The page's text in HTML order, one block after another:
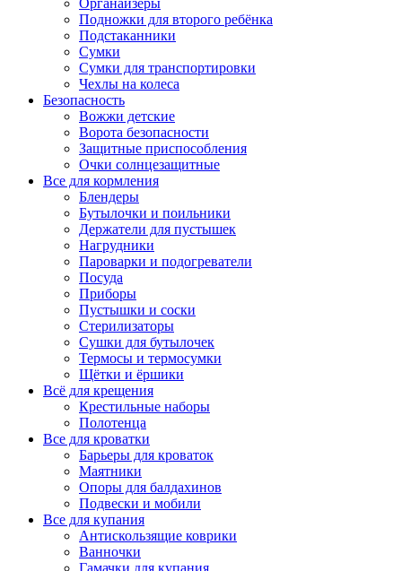
Органайзеры
Подножки для второго ребёнка
Подстаканники
Сумки
Сумки для транспортировки
Чехлы на колеса
Безопасность
Вожжи детские
Ворота безопасности
Защитные приспособления
Очки солнцезащитные
Все для кормления
Блендеры
Бутылочки и поильники
Держатели для пустышек
Нагрудники
Пароварки и подогреватели
Посуда
Приборы
Пустышки и соски
Стерилизаторы
Сушки для бутылочек
Термосы и термосумки
Щётки и ёршики
Всё для крещения
Крестильные наборы
Полотенца
Все для кроватки
Барьеры для кроваток
Маятники
Опоры для балдахинов
Подвески и мобили
Все для купания
Антискользящие коврики
Ванночки
Гамачки для купания